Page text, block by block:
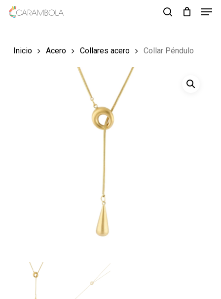
Skip
content
Inicio Acero Collares acero Collar Péndulo